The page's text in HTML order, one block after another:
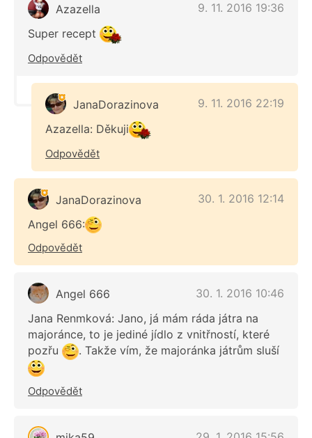
Azazella
9. 11. 2016 19:36
Super recept
Odpovědět
JanaDorazinova
9. 11. 2016 22:19
Azazella: Děkuji
Odpovědět
JanaDorazinova
30. 1. 2016 12:14
Angel 666:
Odpovědět
Angel 666
30. 1. 2016 10:46
Jana Renmková: Jano, já mám ráda játra na
majoránce, to je jediné jídlo z vnitřností, které
pozřu
. Takže vím, že majoránka játrům sluší
Odpovědět